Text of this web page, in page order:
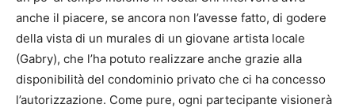
anche il piacere, se ancora non l’avesse fatto, di godere
della vista di un murales di un giovane artista locale
(Gabry), che l’ha potuto realizzare anche grazie alla
disponibilità del condominio privato che ci ha concesso
l’autorizzazione. Come pure, ogni partecipante visionerà